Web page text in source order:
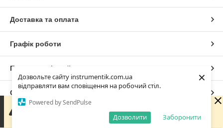
Дозвольте сайту instrumentik.com.ua
відправляти вам сповіщення на робочий стіл.
Powered by SendPulse
Заборонити
Дозволити
×
Доставка та оплата
Графік роботи
Повна версія сайту
Сайт створено на маркетплейсі
Політика конфіденційності
Зараз у компанії неробочий час. Замовлення та
повідомлення будуть оброблені з 09:00 найближчого
робочого дня (завтра, 07.08).